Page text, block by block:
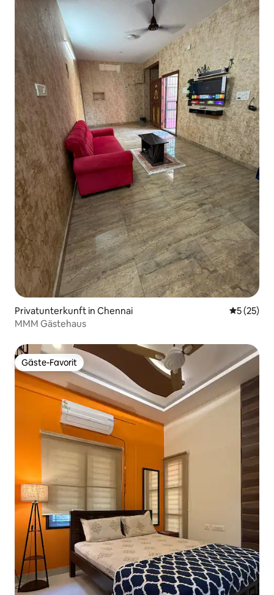
Privatunterkunft in Chennai
5 (25)
MMM Gästehaus
Gäste-Favorit
Gäste-Favorit